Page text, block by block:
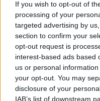
If you wish to opt-out of
processing of your
targeted advertising by
section to confirm your
opt-out request is
interest-based ads based
us or personal
your opt-out. You may
disclosure of your
IAB’s list of downstream
کاهش می‌دهد. با کاهش این فرآیند التهابی، MSM می‌تواند به
آلرژیک همراه است،
می‌دهد
می‌کند